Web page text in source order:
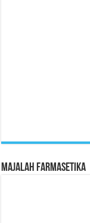
Majalah Farmasetika